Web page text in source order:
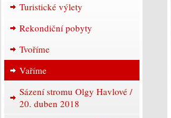
Turistické výlety
Rekondiční pobyty
Tvoříme
Vaříme
Sázení stromu Olgy Havlové /
20. duben 2018